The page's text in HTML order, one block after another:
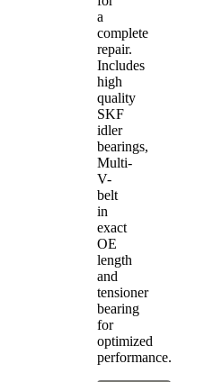
a
complete
repair.
Includes
high
quality
SKF
idler
bearings,
Multi-
V-
belt
in
exact
OE
length
and
tensioner
bearing
for
optimized
performance.